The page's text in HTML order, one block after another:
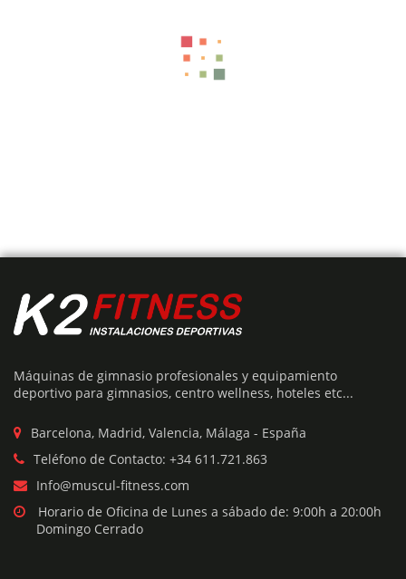
producto
múltiples
variantes.
Las
se
pueden
en
la
página
producto
MÁQUINA BANCO PRESS DECLINADO PROFESIONAL
€1,590 El
precio
era:
€1,590.
€1,090
El
precio
es:
€1,090.
Máquinas de gimnasio profesionales y equipamiento
deportivo para gimnasios, centro wellness, hoteles etc...
Barcelona, Madrid, Valencia, Málaga - España
Teléfono de Contacto: +34 611.721.863
Info@muscul-fitness.com
Horario de Oficina de Lunes a sábado de: 9:00h a 20:00h
Domingo Cerrado